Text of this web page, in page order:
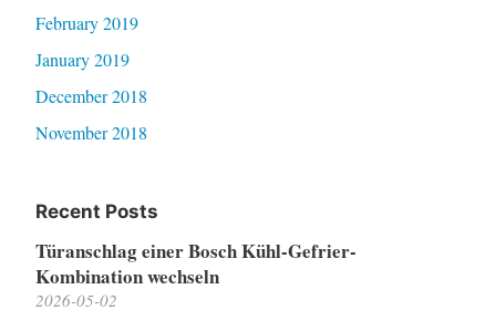
February 2019
January 2019
December 2018
November 2018
Recent Posts
Türanschlag einer Bosch Kühl-Gefrier-
Kombination wechseln
2026-05-02